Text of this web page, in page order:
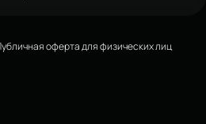
оферта для физических лиц